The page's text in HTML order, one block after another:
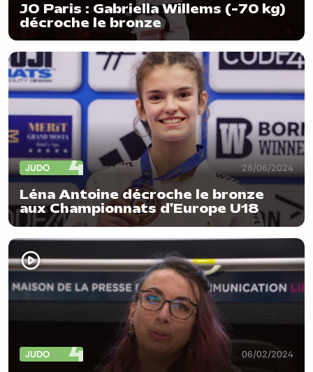
JO Paris : Gabriella Willems (-70 kg)
décroche le bronze
JUDO 28/06/2024
Léna Antoine décroche le bronze
aux Championnats d'Europe U18
JUDO 06/02/2024